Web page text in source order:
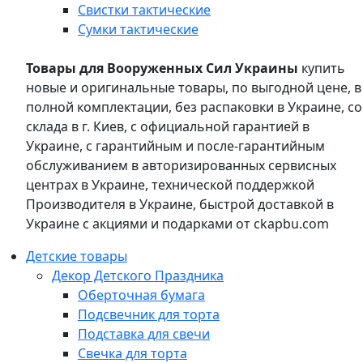
Свистки тактические
Сумки тактические
Товары для Вооруженных Сил Украины купить
новые и оригинальные товары, по выгодной цене, в
полной комплектации, без распаковки в Украине, со
склада в г. Киев, с официальной гарантией в
Украине, с гарантийным и после-гарантийным
обслуживанием в авторизированных сервисных
центрах в Украине, технической поддержкой
Производителя в Украине, быстрой доставкой в
Украине с акциями и подарками от ckapbu.com
Детские товары
Декор Детского Праздника
Оберточная бумага
Подсвечник для торта
Подставка для свечи
Свечка для торта